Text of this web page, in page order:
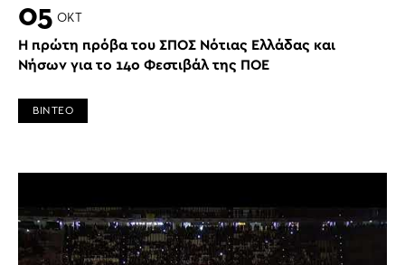
05 ΟΚΤ
Η πρώτη πρόβα του ΣΠΟΣ Νότιας Ελλάδας και
Νήσων για το 14ο Φεστιβάλ της ΠΟΕ
ΒΙΝΤΕΟ